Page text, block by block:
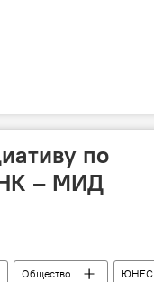
по
– МИД
Общество